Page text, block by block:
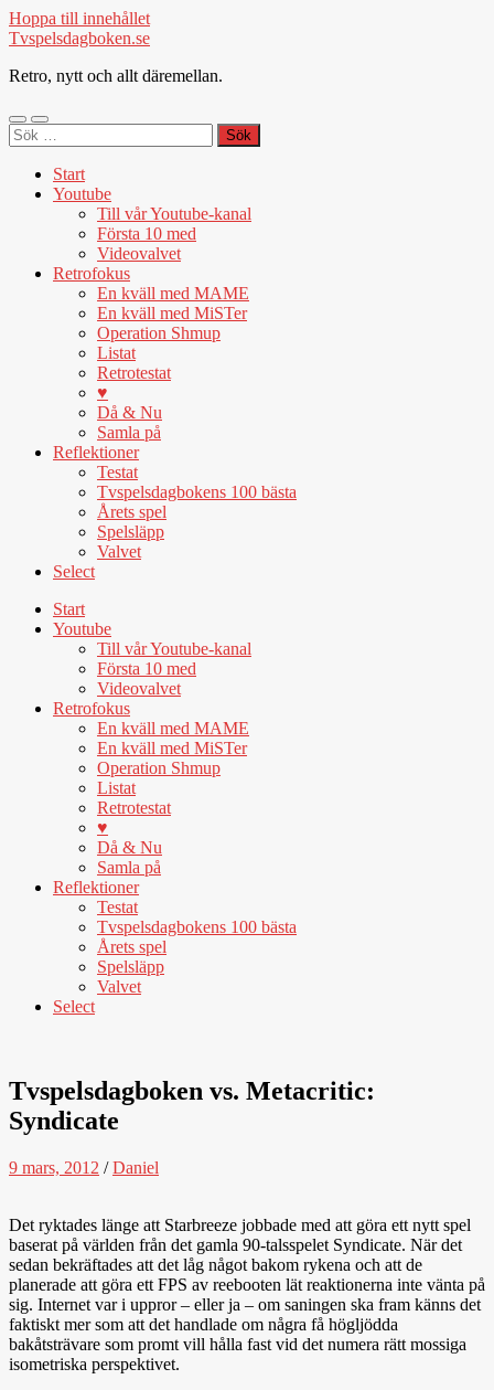
Hoppa till innehållet
Tvspelsdagboken.se
Retro, nytt och allt däremellan.
Slå
på/av
Slå
på/av
Sök
efter:
Start
Youtube
Till vår Youtube-kanal
Första 10 med
Videovalvet
Retrofokus
En kväll med MAME
En kväll med MiSTer
Operation Shmup
Listat
Retrotestat
♥
Då & Nu
Samla på
Reflektioner
Testat
Tvspelsdagbokens 100 bästa
Årets spel
Spelsläpp
Valvet
Select
Start
Youtube
Till vår Youtube-kanal
Första 10 med
Videovalvet
Retrofokus
En kväll med MAME
En kväll med MiSTer
Operation Shmup
Listat
Retrotestat
♥
Då & Nu
Samla på
Reflektioner
Testat
Tvspelsdagbokens 100 bästa
Årets spel
Spelsläpp
Valvet
Select
Tvspelsdagboken vs. Metacritic:
Syndicate
9 mars, 2012 /Daniel
Det ryktades länge att Starbreeze jobbade med att göra ett nytt spel
baserat på världen från det gamla 90-talsspelet Syndicate. När det
sedan bekräftades att det låg något bakom rykena och att de
planerade att göra ett FPS av reebooten lät reaktionerna inte vänta på
sig. Internet var i uppror – eller ja – om saningen ska fram känns det
faktiskt mer som att det handlade om några få högljödda
bakåtsträvare som promt vill hålla fast vid det numera rätt mossiga
isometriska perspektivet.